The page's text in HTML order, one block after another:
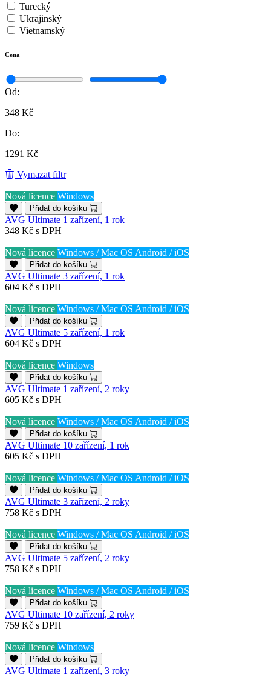
Turecký
Ukrajinský
Vietnamský
Cena
Od:
348 Kč
Do:
1291 Kč
Vymazat filtr
Nová licence Windows
Přidat do košíku
AVG Ultimate 1 zařízení, 1 rok
348 Kč s DPH
Nová licence Windows / Mac OS Android / iOS
Přidat do košíku
AVG Ultimate 3 zařízení, 1 rok
604 Kč s DPH
Nová licence Windows / Mac OS Android / iOS
Přidat do košíku
AVG Ultimate 5 zařízení, 1 rok
604 Kč s DPH
Nová licence Windows
Přidat do košíku
AVG Ultimate 1 zařízení, 2 roky
605 Kč s DPH
Nová licence Windows / Mac OS Android / iOS
Přidat do košíku
AVG Ultimate 10 zařízení, 1 rok
605 Kč s DPH
Nová licence Windows / Mac OS Android / iOS
Přidat do košíku
AVG Ultimate 3 zařízení, 2 roky
758 Kč s DPH
Nová licence Windows / Mac OS Android / iOS
Přidat do košíku
AVG Ultimate 5 zařízení, 2 roky
758 Kč s DPH
Nová licence Windows / Mac OS Android / iOS
Přidat do košíku
AVG Ultimate 10 zařízení, 2 roky
759 Kč s DPH
Nová licence Windows
Přidat do košíku
AVG Ultimate 1 zařízení, 3 roky